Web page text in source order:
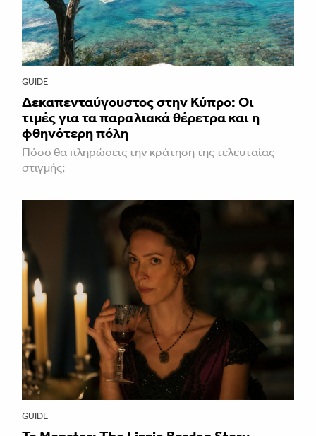
GUIDE
Δεκαπενταύγουστος στην Κύπρο: Οι
τιμές για τα παραλιακά θέρετρα και η
φθηνότερη πόλη
Πόσο θα πληρώσεις την κράτηση της τελευταίας
στιγμής;
GUIDE